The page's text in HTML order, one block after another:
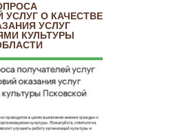
УСЛУГ О КАЧЕСТВЕ
УСЛУГ
КУЛЬТУРЫ